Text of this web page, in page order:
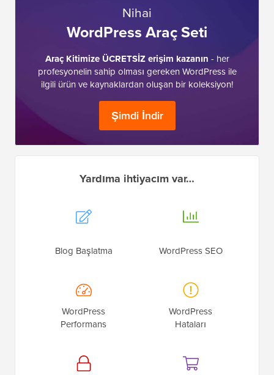
Nihai
WordPress Araç Seti
Araç Kitimize ÜCRETSİZ erişim kazanın - her
profesyonelin sahip olması gereken WordPress ile
ilgili ürün ve kaynaklardan oluşan bir koleksiyon!
Şimdi İndir
Yardıma ihtiyacım var…
Blog Başlatma WordPress SEO
WordPress
Performans
WordPress
Hataları